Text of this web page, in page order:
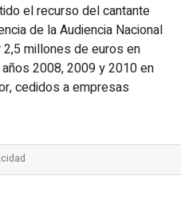
el recurso del cantante
de la Audiencia Nacional
millones de euros en
2008, 2009 y 2010 en
cedidos a empresas